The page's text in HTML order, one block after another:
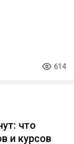
614
что
и курсов